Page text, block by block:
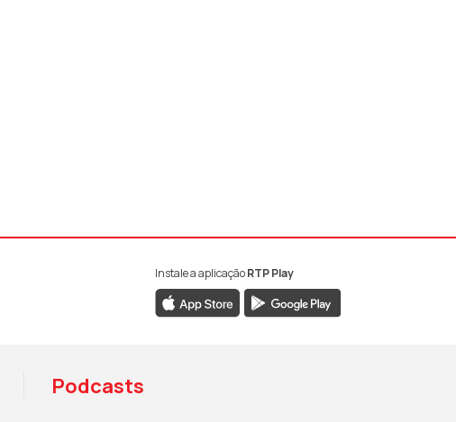
Facebook da RTP Antena 1
Instagram da RTP Antena 1
ao YouTube da RTP Antena 1
Instale a aplicaçãoRTP Play
Podcasts